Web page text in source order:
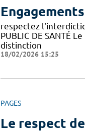
respectez
PUBLIC DE SANTÉ
distinction
18/02/2026 15:25
PAGES
Le respect